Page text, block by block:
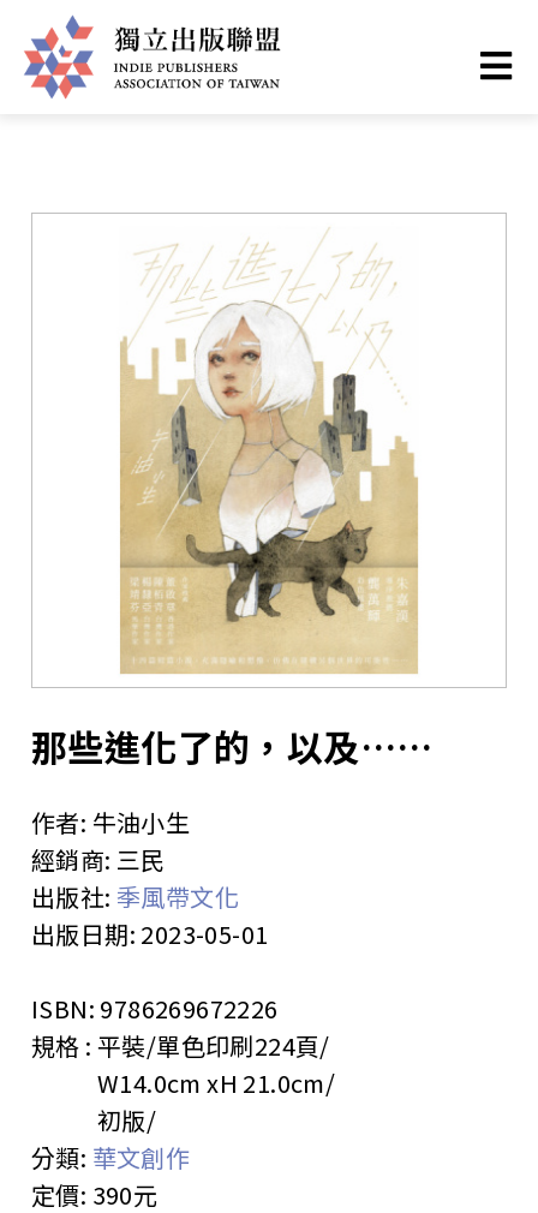
至
主
立
您
裡
首頁 ❯ 書籍一覽
那些進化了的，以及……
作者: 牛油小生
經銷商: 三民
出版社: 季風帶文化
出版日期: 2023-05-01
ISBN: 9786269672226
規格 : 平裝/單色印刷224頁
W14.0cm xH 21.0cm
初版
分類: 華文創作
定價: 390元